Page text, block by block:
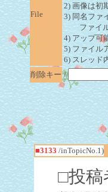
File
2) 画像は初
3) 同名ファ
ファイル
4) アップ可
5) ファイル
6) スレッド
削除キー /
■3133 /inTopicNo.1)
□投稿